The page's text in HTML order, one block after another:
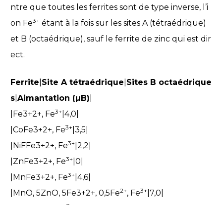
ntre que toutes les ferrites sont de type inverse, l’i
on Fe3+étant à la fois sur les sites A (tétraédrique)
et B (octaédrique), sauf le ferrite de zinc qui est dir
ect.
Ferrite Site A tétraédrique Sites B octaédrique
s| Aimantation (µB)
|Fe3+2+, Fe3+|4,0|
|CoFe3+2+, Fe3+|3,5|
|NiFFe3+2+, Fe3+|2,2|
|ZnFe3+2+, Fe3+|0|
|MnFe3+2+, Fe3+|4,6|
|MnO, 5ZnO, 5Fe3+2+, 0,5Fe2+, Fe3+|7,0|